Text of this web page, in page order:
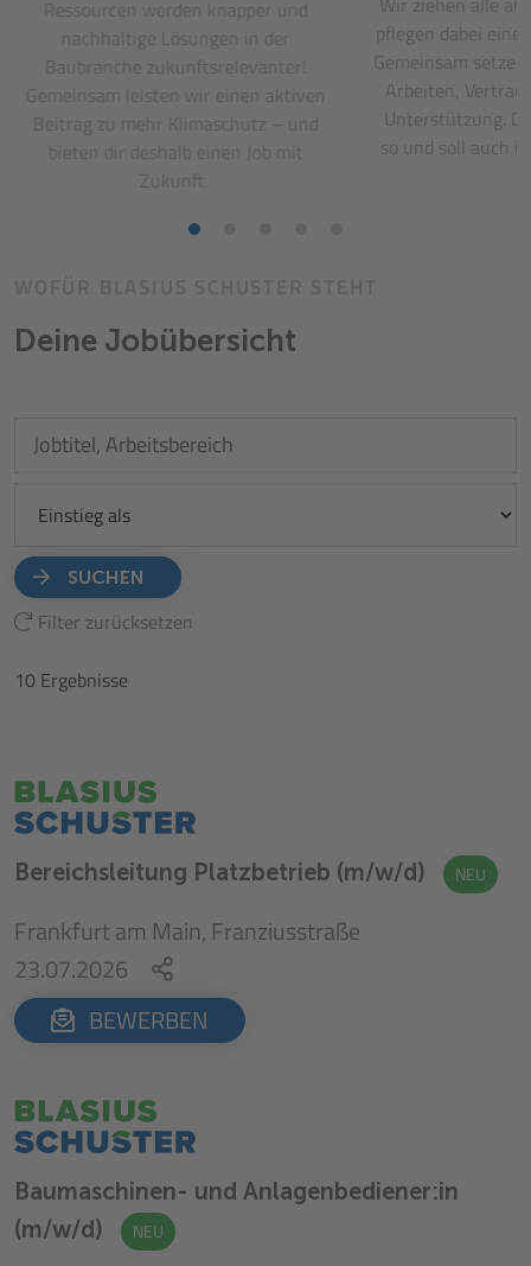
Ressourcen werden knapper und
nachhaltige Lösungen in der
Baubranche zukunftsrelevanter!
Gemeinsam leisten wir einen aktiven
Beitrag zu mehr Klimaschutz – und
bieten dir deshalb einen Job mit
Zukunft.
pflegen dabei
Gemeinsam
Arbeiten,
Unterstützung.
so und soll auch
Deine Jobübersicht
SUCHEN
Filter zurücksetzen
10 Ergebnisse
Bereichsleitung Platzbetrieb (m/w/d) NEU
Frankfurt am Main, Franziusstraße
23.07.2026
BEWERBEN
Baumaschinen- und Anlagenbediener:in
(m/w/d)
NEU